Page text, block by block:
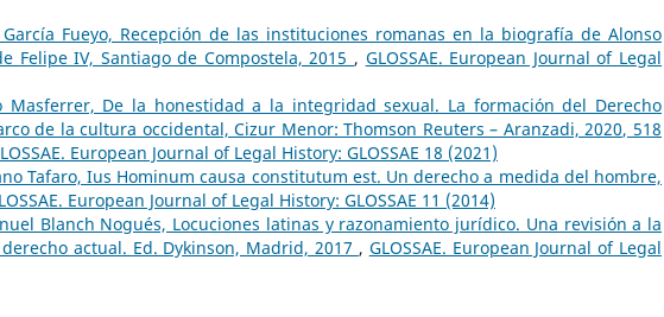
Fueyo, Recepción de las instituciones romanas en la biografía de Alonso
Felipe IV, Santiago de Compostela, 2015 , GLOSSAE. European Journal of Legal
Masferrer, De la honestidad a la integridad sexual. La formación del Derecho
de la cultura occidental, Cizur Menor: Thomson Reuters – Aranzadi, 2020, 518
European Journal of Legal History: GLOSSAE 18 (2021)
Tafaro, Ius Hominum causa constitutum est. Un derecho a medida del hombre,
European Journal of Legal History: GLOSSAE 11 (2014)
Blanch Nogués, Locuciones latinas y razonamiento jurídico. Una revisión a la
actual. Ed. Dykinson, Madrid, 2017 , GLOSSAE. European Journal of Legal